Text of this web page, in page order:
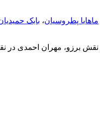
ماهایا پطروسیان، بابک
برزو، مهران احمدی در